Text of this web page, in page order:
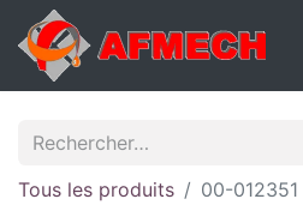
Tous les produits 00-